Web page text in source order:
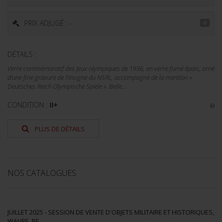
PRIX ADJUGÉ : -
DÉTAILS :
Verre commémoratif des Jeux olympiques de 1936, en verre fumé épais, orné
d’une fine gravure de l’insigne du NSRL, accompagné de la mention «
Deutsches Reich Olympische Spiele ». Belle...
CONDITION : II+
PLUS DE DÉTAILS
NOS CATALOGUES
JUILLET 2025 - SESSION DE VENTE D'OBJETS MILITAIRE ET HISTORIQUES,